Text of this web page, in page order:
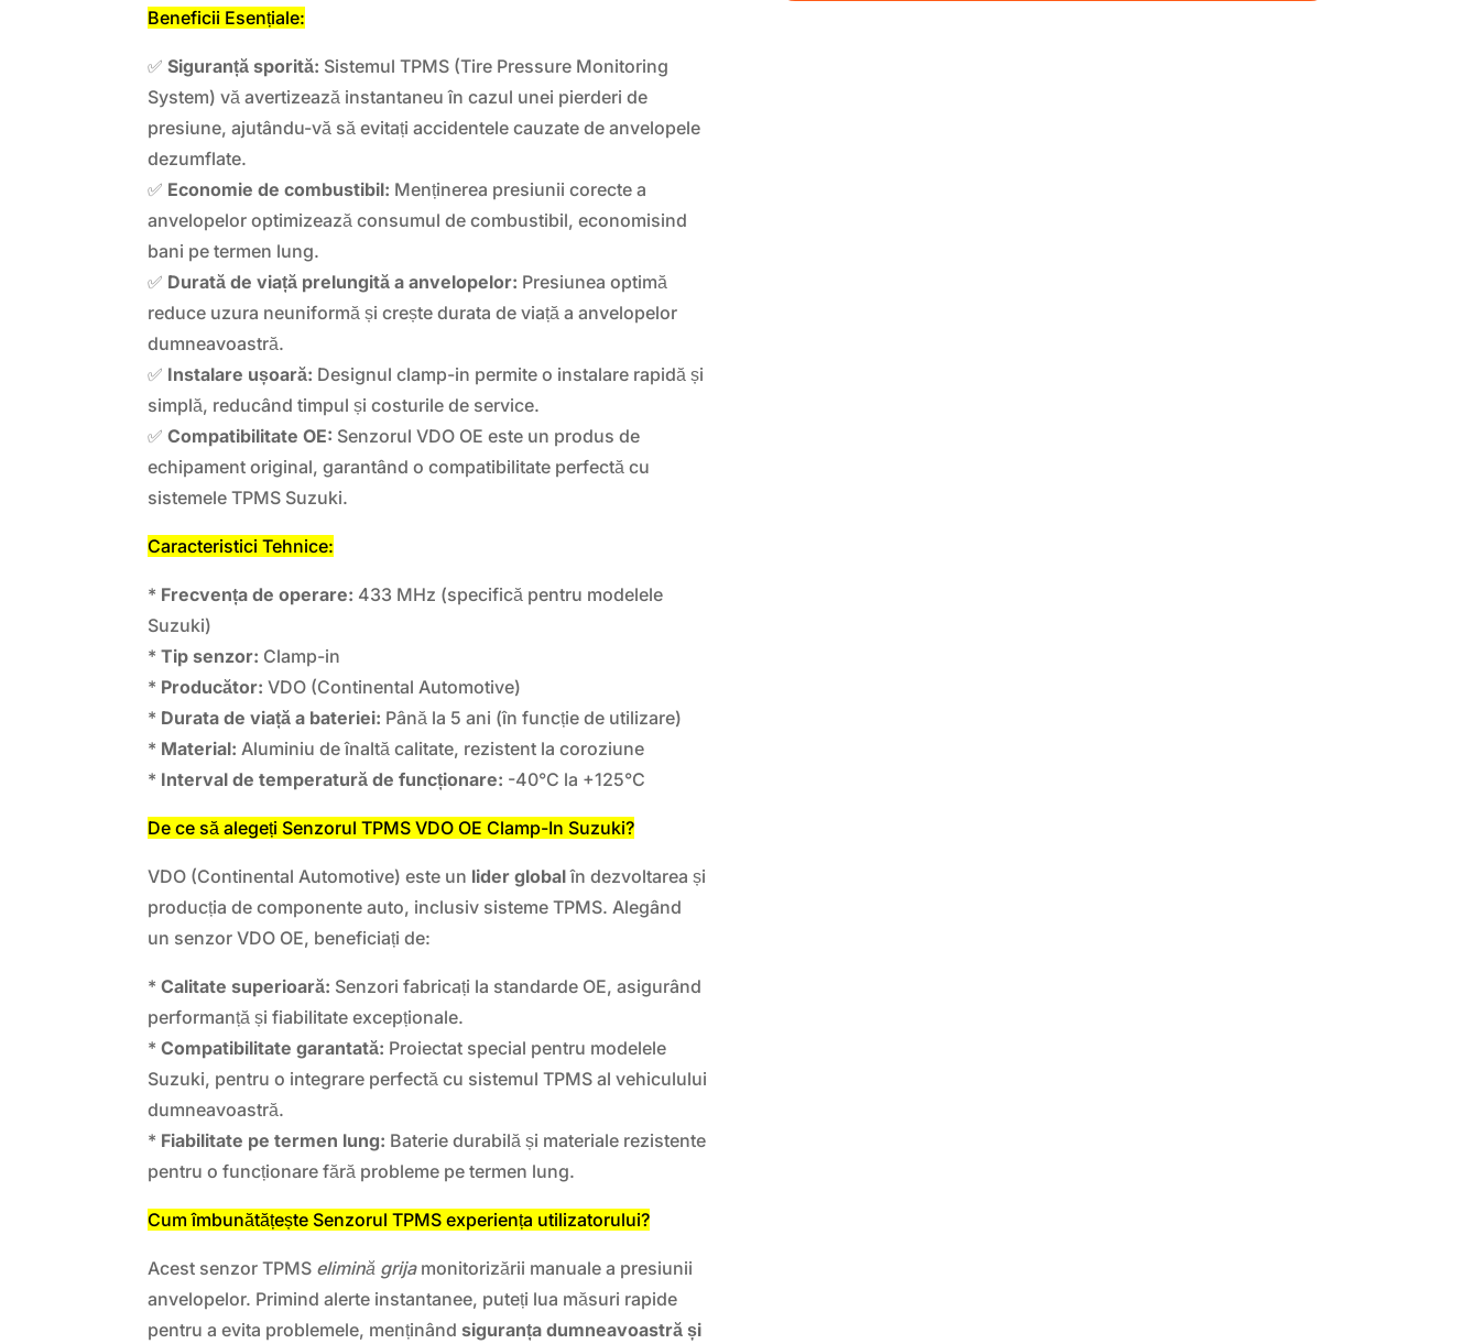
Beneficii Esențiale:
✅Siguranță sporită: Sistemul TPMS (Tire Pressure Monitoring
System) vă avertizează instantaneu în cazul unei pierderi de
presiune, ajutându-vă să evitați accidentele cauzate de anvelopele
dezumflate.
✅ Economie de combustibil: Menținerea presiunii corecte a
anvelopelor optimizează consumul de combustibil, economisind
bani pe termen lung.
✅ Durată de viață prelungită a anvelopelor: Presiunea optimă
reduce uzura neuniformă și crește durata de viață a anvelopelor
dumneavoastră.
✅ Instalare ușoară: Designul clamp-in permite o instalare rapidă și
simplă, reducând timpul și costurile de service.
✅Compatibilitate OE: Senzorul VDO OE este un produs de
echipament original, garantând o compatibilitate perfectă cu
sistemele TPMS Suzuki.
Caracteristici Tehnice:
* Frecvența de operare: 433 MHz (specifică pentru modelele
Suzuki)
*Tip senzor: Clamp-in
* Producător: VDO (Continental Automotive)
* Durata de viață a bateriei: Până la 5 ani (în funcție de utilizare)
* Material: Aluminiu de înaltă calitate, rezistent la coroziune
* Interval de temperatură de funcționare: -40°C la +125°C
De ce să alegeți Senzorul TPMS VDO OE Clamp-In Suzuki?
VDO (Continental Automotive) este un lider globalîn dezvoltarea și
producția de componente auto, inclusiv sisteme TPMS. Alegând
un senzor VDO OE, beneficiați de:
*Calitate superioară: Senzori fabricați la standarde OE, asigurând
performanță și fiabilitate excepționale.
*Compatibilitate garantată: Proiectat special pentru modelele
Suzuki, pentru o integrare perfectă cu sistemul TPMS al vehiculului
dumneavoastră.
* Fiabilitate pe termen lung: Baterie durabilă și materiale rezistente
pentru o funcționare fără probleme pe termen lung.
Cum îmbunătățește Senzorul TPMS experiența utilizatorului?
Acest senzor TPMS elimină grijamonitorizării manuale a presiunii
anvelopelor. Primind alerte instantanee, puteți lua măsuri rapide
pentru a evita problemele, menținând siguranța dumneavoastră și